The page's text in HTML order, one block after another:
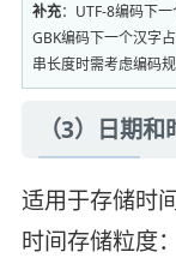
补充：UTF-8编码下一
GBK编码下一个汉字
串长度时需考虑编码规
（3）日期
适用于存储时
时间存储粒度：